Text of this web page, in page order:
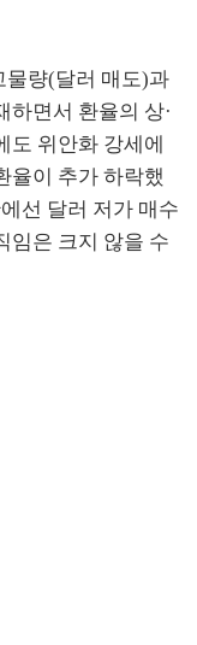
물량(달러 매도)과
하면서 환율의 상·
도 위안화 강세에
율이 추가 하락했
선 달러 저가 매수
임은 크지 않을 수